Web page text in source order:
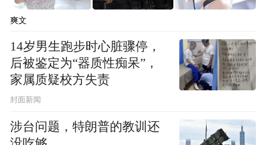
爽文
14岁男生跑步时心脏骤停，
后被鉴定为“器质性痴呆”，
家属质疑校方失责
封面新闻
涉台问题，特朗普的教训还